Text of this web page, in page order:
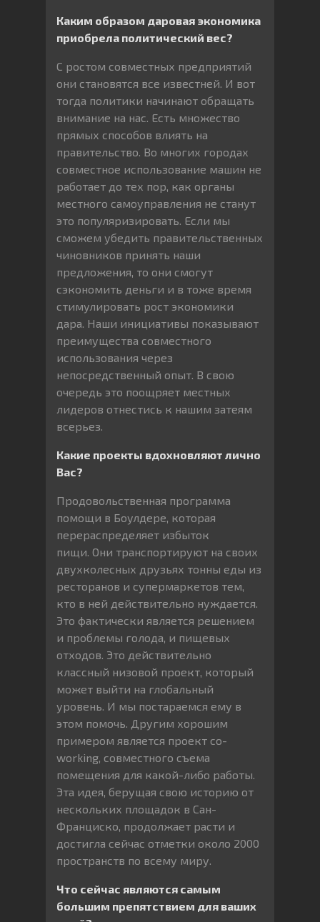
Каким образом даровая экономика
приобрела политический вес?
С ростом совместных предприятий
они становятся все известней. И вот
тогда политики начинают обращать
внимание на нас. Есть множество
прямых способов влиять на
правительство. Во многих городах
совместное использование машин не
работает до тех пор, как органы
местного самоуправления не станут
это популяризировать. Если мы
сможем убедить правительственных
чиновников принять наши
предложения, то они смогут
сэкономить деньги и в тоже время
стимулировать рост экономики
дара. Наши инициативы показывают
преимущества совместного
использования через
непосредственный опыт. В свою
очередь это поощряет местных
лидеров отнестись к нашим затеям
всерьез.
Какие проекты вдохновляют лично
Вас?
Продовольственная программа
помощи в Боулдере, которая
перераспределяет избыток
пищи. Они транспортируют на своих
двухколесных друзьях тонны еды из
ресторанов и супермаркетов тем,
кто в ней действительно нуждается.
Это фактически является решением
и проблемы голода, и пищевых
отходов. Это действительно
классный низовой проект, который
может выйти на глобальный
уровень. И мы постараемся ему в
этом помочь. Другим хорошим
примером является проект co-
working, совместного съема
помещения для какой-либо работы.
Эта идея, берущая свою историю от
нескольких площадок в Сан-
Франциско, продолжает расти и
достигла сейчас отметки около 2000
пространств по всему миру.
Что сейчас являются самым
большим препятствием для ваших